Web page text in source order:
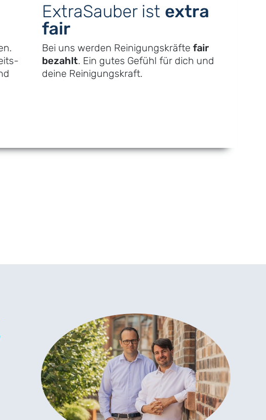
ExtraSauber ist extra
fair
Bei uns werden Reinigungs­kräfte fair
bezahlt. Ein gutes Gefühl für dich und
deine Reinigungs­kraft.